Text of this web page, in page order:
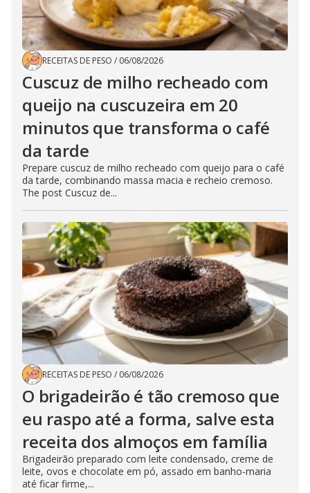
RECEITAS DE PESO / 06/08/2026
Cuscuz de milho recheado com
queijo na cuscuzeira em 20
minutos que transforma o café
da tarde
Prepare cuscuz de milho recheado com queijo para o café
da tarde, combinando massa macia e recheio cremoso.
The post Cuscuz de...
RECEITAS DE PESO / 06/08/2026
O brigadeirão é tão cremoso que
eu raspo até a forma, salve esta
receita dos almoços em família
Brigadeirão preparado com leite condensado, creme de
leite, ovos e chocolate em pó, assado em banho-maria
até ficar firme,...